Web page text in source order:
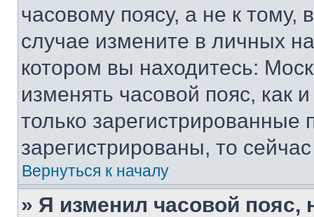
часовому поясу, а не к тому,
случае измените в личных
котором вы находитесь:
изменять часовой пояс, как
только
зарегистрированы, то
Вернуться к началу
» Я изменил часовой пояс,